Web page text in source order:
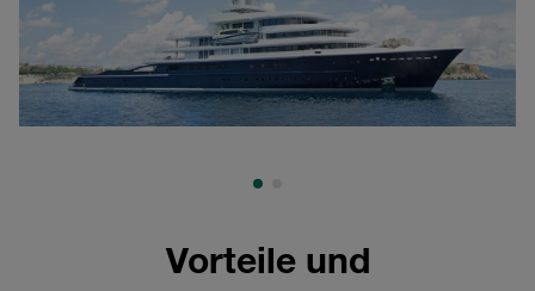
Vorteile und